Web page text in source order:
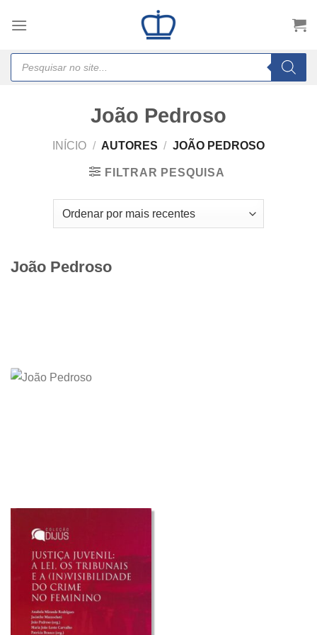
Products
search
João Pedroso
INÍCIO / AUTORES / JOÃO PEDROSO
FILTRAR PESQUISA
João Pedroso